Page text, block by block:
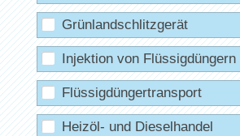
Grünlandschlitzgerät
Injektion von Flüssigdüngern
Flüssigdüngertransport
Heizöl- und Dieselhandel